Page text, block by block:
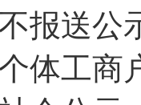
报送公
体工商